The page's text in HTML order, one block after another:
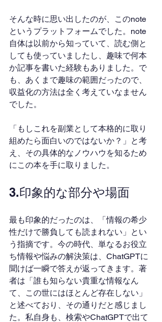
そんな時に思い出したのが、このnote
というプラットフォームでした。note
自体は以前から知っていて、読む側と
しても使っていましたし、趣味で何本
か記事を書いた経験もありました。で
も、あくまで趣味の範囲だったので、
収益化の方法は全く考えていなません
でした。
「もしこれを副業として本格的に取り
組めたら面白いのではないか？」と考
え、その具体的なノウハウを知るため
にこの本を手に取りました。
3.印象的な部分や場面
最も印象的だったのは、「情報の希少
性だけで勝負しても読まれない」とい
う指摘です。今の時代、単なるお役立
ち情報や悩みの解決策は、ChatGPTに
聞けば一瞬で答えが返ってきます。著
者は「誰も知らない貴重な情報なん
て、この世にはほとんど存在しない」
と述べており、その通りだと感じまし
た。私自身も、検索やChatGPTで出て